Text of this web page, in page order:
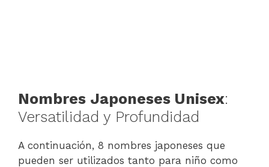
Nombres Japoneses Unisex:
Versatilidad y Profundidad
A continuación, 8 nombres japoneses que
pueden ser utilizados tanto para niño como